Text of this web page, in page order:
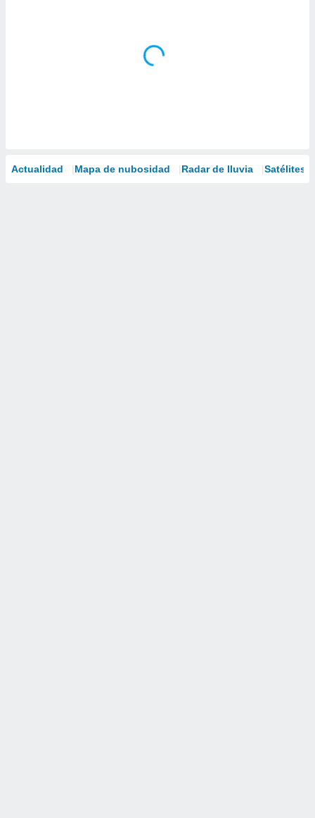
Actualidad Mapa de nubosidad Radar de lluvia Satélites